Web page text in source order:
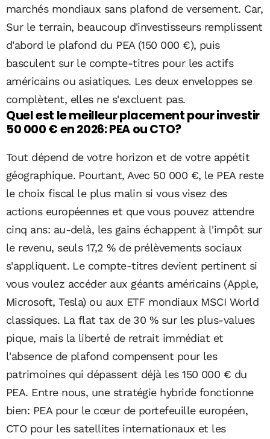
marchés mondiaux sans plafond de versement. Car,
Sur le terrain, beaucoup d'investisseurs remplissent
d'abord le plafond du PEA (150 000 €), puis
basculent sur le compte-titres pour les actifs
américains ou asiatiques. Les deux enveloppes se
complètent, elles ne s'excluent pas.
Quel est le meilleur placement pour investir
50 000 € en 2026: PEA ou CTO?
Tout dépend de votre horizon et de votre appétit
géographique. Pourtant, Avec 50 000 €, le PEA reste
le choix fiscal le plus malin si vous visez des
actions européennes et que vous pouvez attendre
cinq ans: au-delà, les gains échappent à l'impôt sur
le revenu, seuls 17,2 % de prélèvements sociaux
s'appliquent. Le compte-titres devient pertinent si
vous voulez accéder aux géants américains (Apple,
Microsoft, Tesla) ou aux ETF mondiaux MSCI World
classiques. La flat tax de 30 % sur les plus-values
pique, mais la liberté de retrait immédiat et
l'absence de plafond compensent pour les
patrimoines qui dépassent déjà les 150 000 € du
PEA. Entre nous, une stratégie hybride fonctionne
bien: PEA pour le cœur de portefeuille européen,
CTO pour les satellites internationaux et les